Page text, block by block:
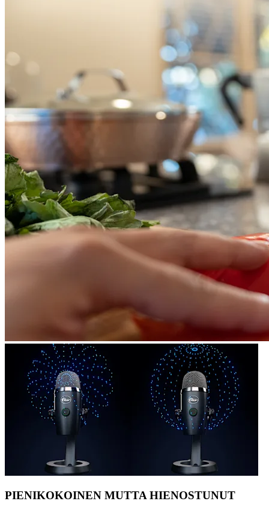
PIENIKOKOINEN MUTTA HIENOSTUNUT